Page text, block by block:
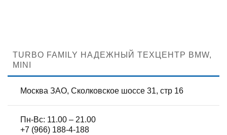
TURBO FAMILY НАДЕЖНЫЙ ТЕХЦЕНТР BMW,
MINI
Москва ЗАО, Сколковское шоссе 31, стр 16
Пн-Вс: 11.00 – 21.00
+7 (966) 188-4-188